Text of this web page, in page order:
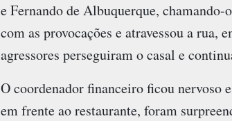
e Fernando de Albuquerque,
com as provocações e atravessou a rua,
agressores perseguiram o casal e
O coordenador financeiro ficou nervoso
em frente ao restaurante, foram